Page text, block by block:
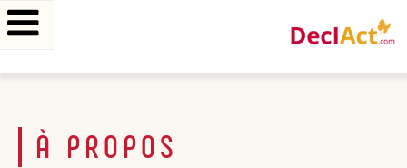
contenuÀ PROPOS